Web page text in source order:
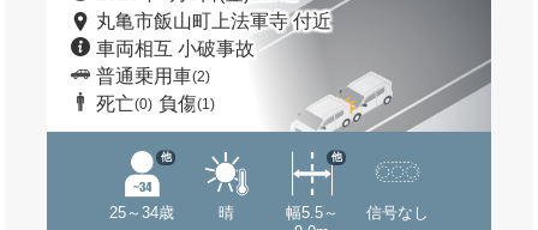
丸亀市飯山町上法軍寺 付近
車両相互 小破事故
普通乗用車(2)
死亡(0) 負傷(1)
25～34歳
他
晴
幅5.5～
他
信号なし